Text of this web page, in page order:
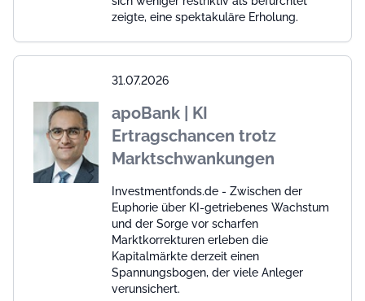
zeigte, eine spektakuläre Erholung.
31.07.2026
apoBank | KI
Ertragschancen trotz
Marktschwankungen
Investmentfonds.de - Zwischen der
Euphorie über KI-getriebenes Wachstum
und der Sorge vor scharfen
Marktkorrekturen erleben die
Kapitalmärkte derzeit einen
Spannungsbogen, der viele Anleger
verunsichert.